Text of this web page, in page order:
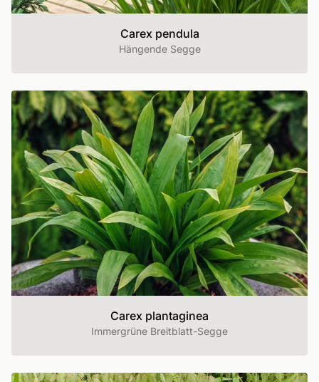
Carex pendula
Hängende Segge
Carex plantaginea
Immergrüne Breitblatt-Segge